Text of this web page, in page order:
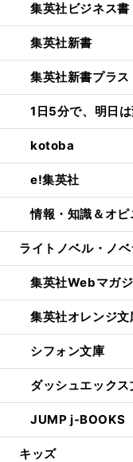
集英社ビジネス書
集英社新書
集英社新書プラ
1日5分で、明日
kotoba
e!集英社
情報・知識＆オ
ライトノベル・ノ
集英社Webマガ
集英社オレンジ文
シフォン文庫
ダッシュエックス
JUMP j-BOOKS
キッズ